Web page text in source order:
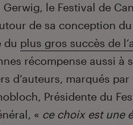
Gerwig, le Festival de
de sa conception
du plus gros succès de
récompense aussi à
d’auteurs, marqués
Présidente du
« ce choix est une